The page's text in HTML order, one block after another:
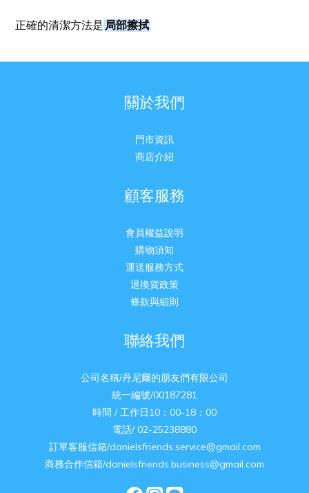
正確的清潔方法是 局部擦拭
關於我們
門市資訊
商店介紹
顧客服務
會員權益說明
購物須知
運送服務方式
退換貨政策
條款與細則
聯絡我們
公司名稱/丹尼爾的朋友們有限公司
統一編號/00187281
時間 / 工作日10：00-18：00
電話/ 02-25238880
訂單客服信箱/danielsfriends.service@gmail.com
商務合作信箱/danielsfriends.business@gmail.com